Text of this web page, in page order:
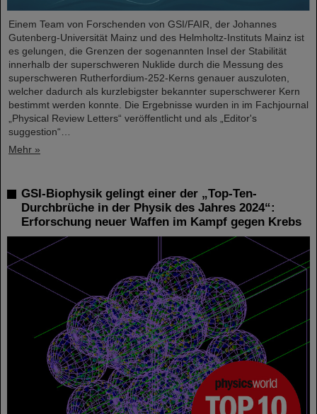
Einem Team von Forschenden von GSI/FAIR, der Johannes
Gutenberg-Universität Mainz und des Helmholtz-Instituts Mainz ist
es gelungen, die Grenzen der sogenannten Insel der Stabilität
innerhalb der superschweren Nuklide durch die Messung des
superschweren Rutherfordium-252-Kerns genauer auszuloten,
welcher dadurch als kurzlebigster bekannter superschwerer Kern
bestimmt werden konnte. Die Ergebnisse wurden in im Fachjournal
„Physical Review Letters“ veröffentlicht und als „Editor's
suggestion“…
Mehr »
GSI-Biophysik gelingt einer der „Top-Ten-
Durchbrüche in der Physik des Jahres 2024“:
Erforschung neuer Waffen im Kampf gegen Krebs